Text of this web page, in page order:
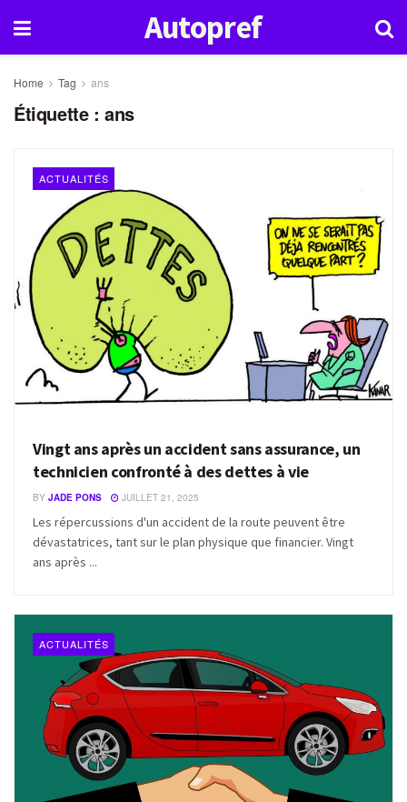
Autopref
Home Tag ans
Étiquette :ans
ACTUALITÉS
Vingt ans après un accident sans assurance, un
technicien confronté à des dettes à vie
BY JADE PONS JUILLET 21, 2025
Les répercussions d'un accident de la route peuvent être
dévastatrices, tant sur le plan physique que financier. Vingt
ans après ...
ACTUALITÉS